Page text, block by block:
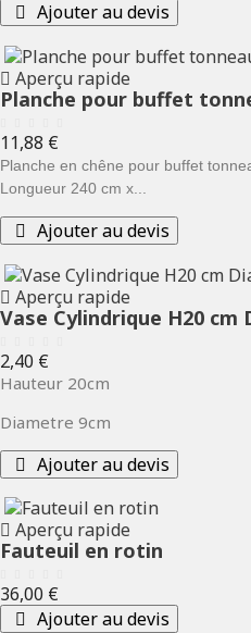
Ajouter au devis
Aperçu rapide
Planche pour buffet
Prix
11,88 €
Planche en chêne pour buffet
Longueur 240 cm x...
Ajouter au devis
Aperçu rapide
Vase Cylindrique H20 cm
Prix
2,40 €
Hauteur 20cm
Diametre 9cm
Ajouter au devis
Aperçu rapide
Fauteuil en rotin
Prix
36,00 €
Ajouter au devis